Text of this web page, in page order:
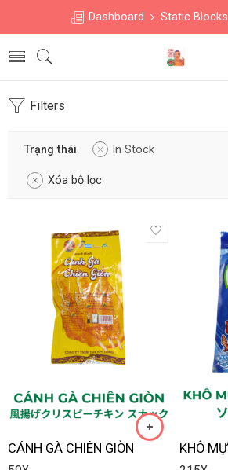
Dashboard Static Blocks
Filters
Trạng thái In Stock
Xóa bộ lọc
CÁNH GÀ CHIÊN GIÒN
KHÔ